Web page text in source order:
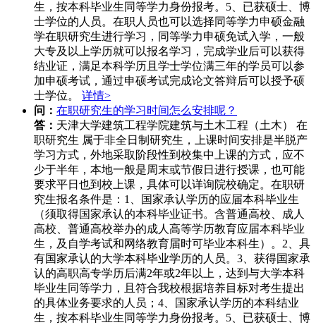
生，按本科毕业生同等学力身份报考。5、已获硕士、博
士学位的人员。在职人员也可以选择同等学力申硕金融
学在职研究生进行学习，同等学力申硕免试入学，一般
大专及以上学历就可以报名学习，完成学业后可以获得
结业证，满足本科学历且学士学位满三年的学员可以参
加申硕考试，通过申硕考试完成论文答辩后可以授予硕
士学位。 详情>
问： 在职研究生的学习时间怎么安排呢？
答： 天津大学建筑工程学院建筑与土木工程（土木） 在
职研究生 属于非全日制研究生，上课时间安排是半脱产
学习方式，外地采取阶段性到校集中上课的方式，应不
少于半年，本地一般是周末或节假日进行授课，也可能
要求平日也到校上课，具体可以详询院校确定。在职研
究生报名条件是：1、国家承认学历的应届本科毕业生
（须取得国家承认的本科毕业证书。含普通高校、成人
高校、普通高校举办的成人高等学历教育应届本科毕业
生，及自学考试和网络教育届时可毕业本科生）。2、具
有国家承认的大学本科毕业学历的人员。3、获得国家承
认的高职高专学历后满2年或2年以上，达到与大学本科
毕业生同等学力，且符合我校根据培养目标对考生提出
的具体业务要求的人员；4、国家承认学历的本科结业
生，按本科毕业生同等学力身份报考。5、已获硕士、博